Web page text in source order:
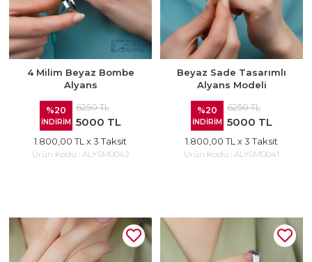
4 Milim Beyaz Bombe
Alyans
%20
İNDİRİM
6250 TL
5000 TL
1.800,00 TL x 3 Taksit
Ürün Kodu : ALYSM0042
Beyaz Sade Tasarımlı
Alyans Modeli
%20
İNDİRİM
6250 TL
5000 TL
1.800,00 TL x 3 Taksit
Ürün Kodu : ALYSM0041